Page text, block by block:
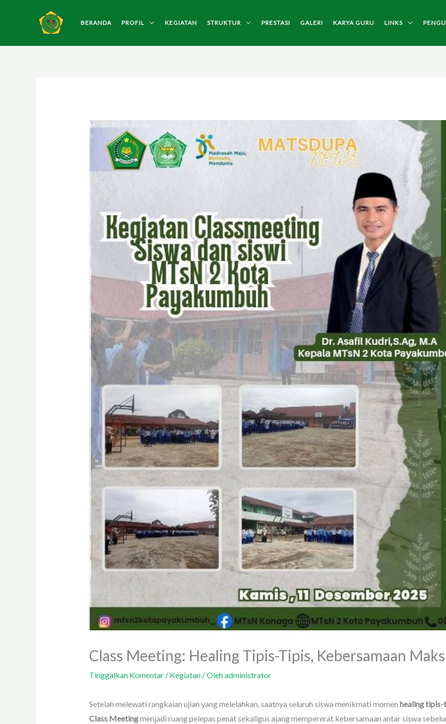
BERANDA PROFIL KEGIATAN STRUKTUR PRESTASI GALERI KARYA GURU LINKS
Class Meeting: Healing Tipis-Tipis, Kebersamaan
Tinggalkan Komentar / Kegiatan/ Olehadministrator
Setelah melewati rangkaian ujian yang melelahkan, saatnya seluruh siswa menikmati momen healing tipis-
Class Meetingmenjadi ruang pelepas penat sekaligus ajang mempererat kebersamaan antar siswa